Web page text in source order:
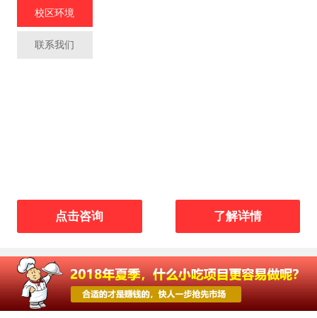
校区环境
联系我们
点击咨询 了解详情